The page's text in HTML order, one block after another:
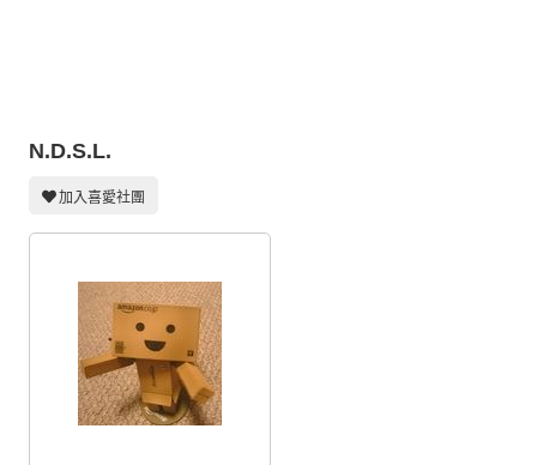
攤位轉讓區
會員中心
註冊會員
登入
N.D.S.L.
加入喜愛社團